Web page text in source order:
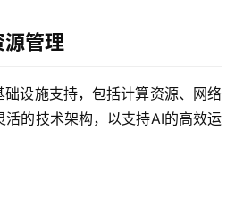
管理
设施支持，包括计算资源、网络
的技术架构，以支持AI的高效运